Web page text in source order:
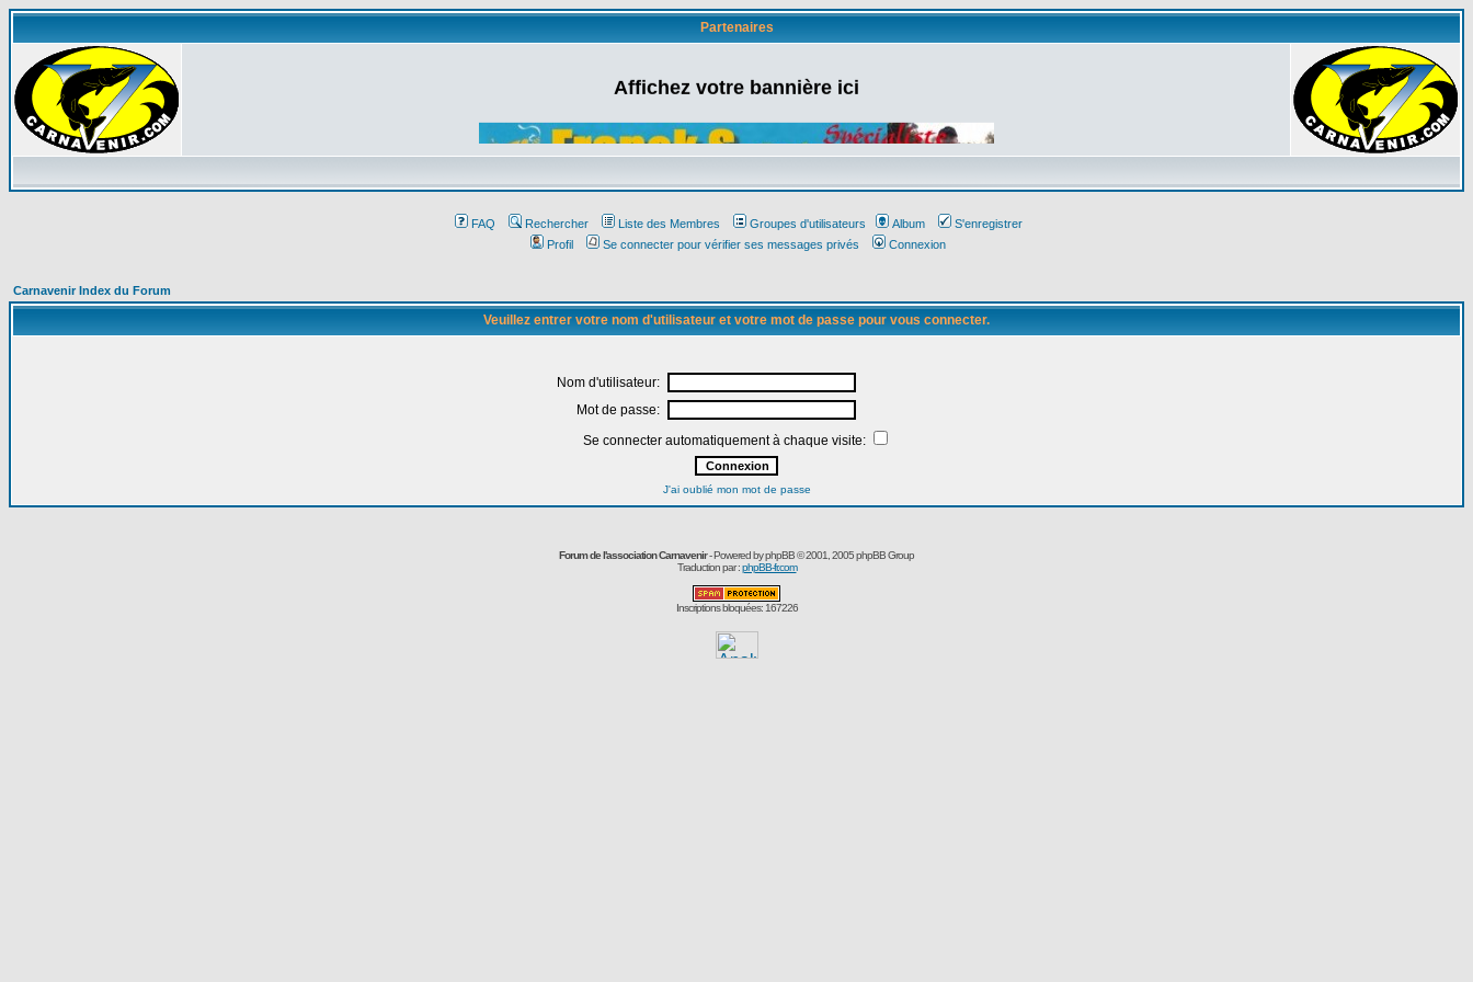
Partenaires
Affichez votre bannière ici
FAQ Rechercher Liste des Membres Groupes d'utilisateurs Album
S'enregistrer
Profil
Se connecter pour vérifier ses messages privés Connexion
Carnavenir Index du Forum
Veuillez entrer votre nom d'utilisateur et votre mot de passe pour vous connecter.
Nom d'utilisateur:
Mot de passe:
Se connecter automatiquement à chaque visite:
J'ai oublié mon mot de passe
Forum de l'association Carnavenir- Powered byphpBB© 2001, 2005 phpBB Group
Traduction par :phpBB-fr.com
Inscriptions bloquées: 167226